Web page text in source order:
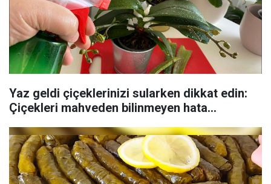
Yaz geldi çiçeklerinizi sularken dikkat edin:
Çiçekleri mahveden bilinmeyen hata...